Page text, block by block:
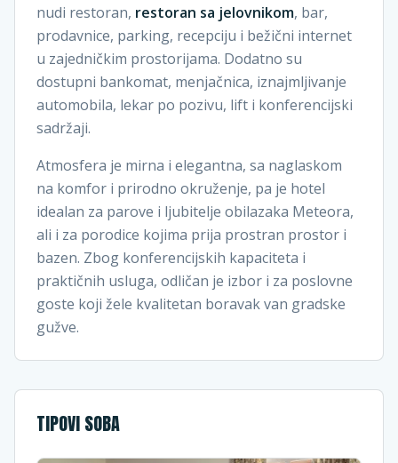
nudi restoran, restoran sa jelovnikom, bar,
prodavnice, parking, recepciju i bežični internet
u zajedničkim prostorijama. Dodatno su
dostupni bankomat, menjačnica, iznajmljivanje
automobila, lekar po pozivu, lift i konferencijski
sadržaji.
Atmosfera je mirna i elegantna, sa naglaskom
na komfor i prirodno okruženje, pa je hotel
idealan za parove i ljubitelje obilazaka Meteora,
ali i za porodice kojima prija prostran prostor i
bazen. Zbog konferencijskih kapaciteta i
praktičnih usluga, odličan je izbor i za poslovne
goste koji žele kvalitetan boravak van gradske
gužve.
TIPOVI SOBA